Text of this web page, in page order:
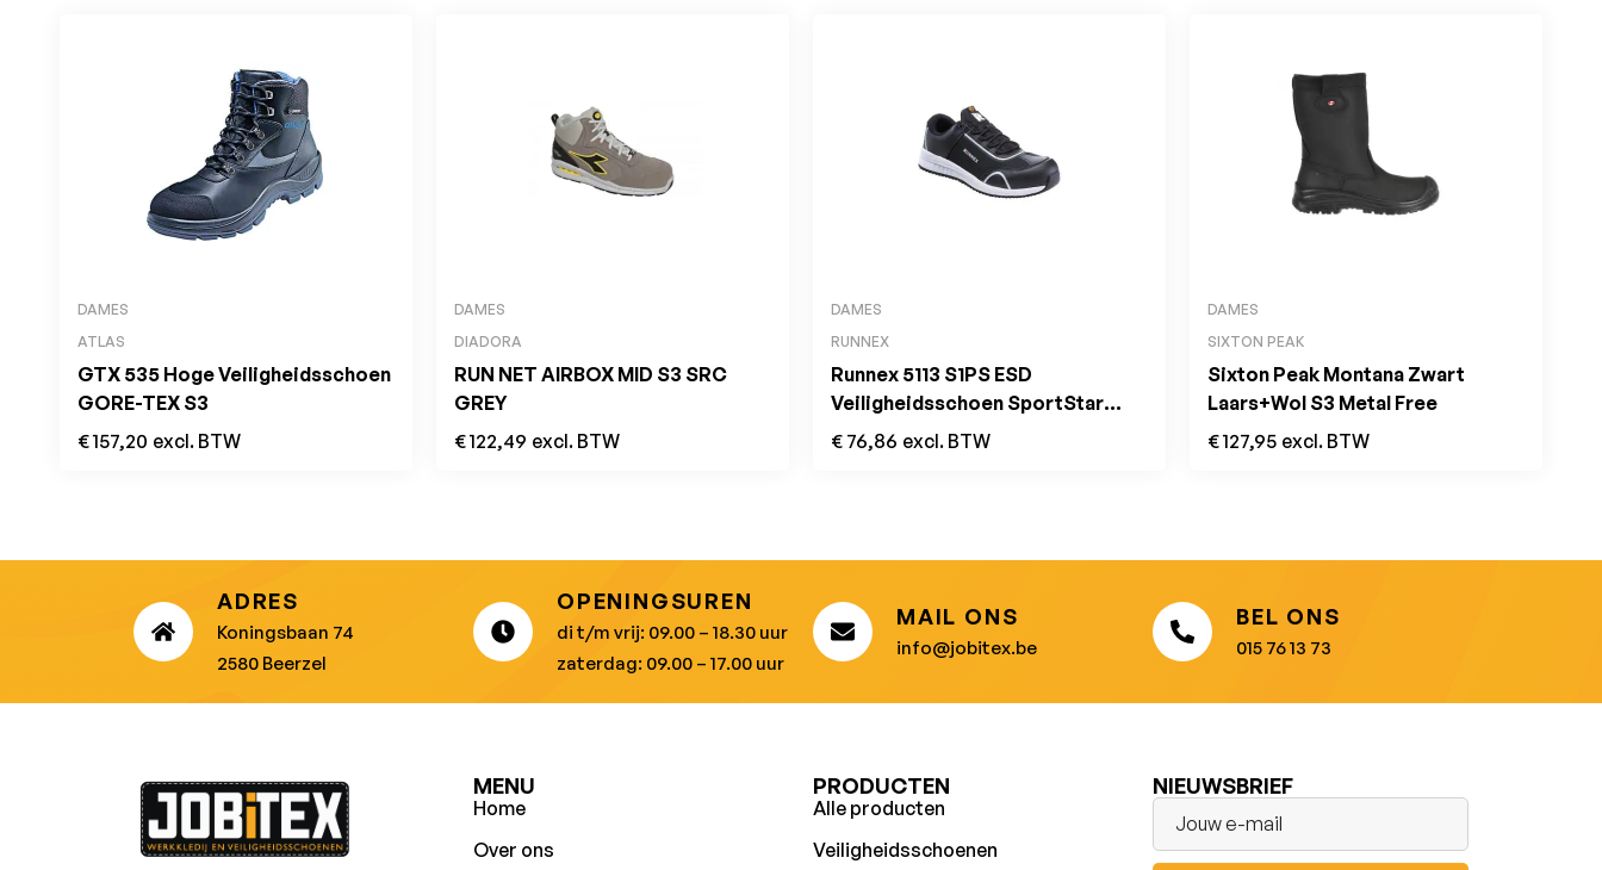
DAMES
ATLAS
GTX 535 Hoge Veiligheidsschoen
GORE-TEX S3
€157,20 excl. BTW
DAMES
DIADORA
RUN NET AIRBOX MID S3 SRC
GREY
€122,49 excl. BTW
DAMES
RUNNEX
Runnex 5113 S1PS ESD
Veiligheidsschoen SportStar
Laag Zwart
€ 76,86 excl. BTW
DAMES
SIXTON PEAK
Sixton Peak Montana Zwart
Laars+Wol S3 Metal Free
€127,95 excl. BTW
ADRES
Koningsbaan 74
2580 Beerzel
OPENINGSUREN
di t/m vrij: 09.00 – 18.30 uur
zaterdag: 09.00 – 17.00 uur
MAIL ONS
info@jobitex.be
BEL ONS
015 76 13 73
MENU
Home
Over ons
PRODUCTEN
Alle producten
Veiligheidsschoenen
NIEUWSBRIEF